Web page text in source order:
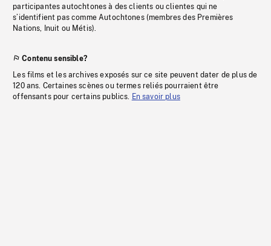
participantes autochtones à des clients ou clientes qui ne
s’identifient pas comme Autochtones (membres des Premières
Nations, Inuit ou Métis).
Contenu sensible?
Les films et les archives exposés sur ce site peuvent dater de plus de
120 ans. Certaines scènes ou termes reliés pourraient être
offensants pour certains publics. En savoir plus